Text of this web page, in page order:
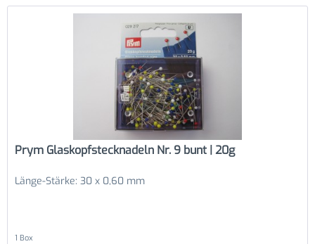
Prym Glaskopfstecknadeln Nr. 9 bunt | 20g
Länge-Stärke: 30 x 0,60 mm
1 Box